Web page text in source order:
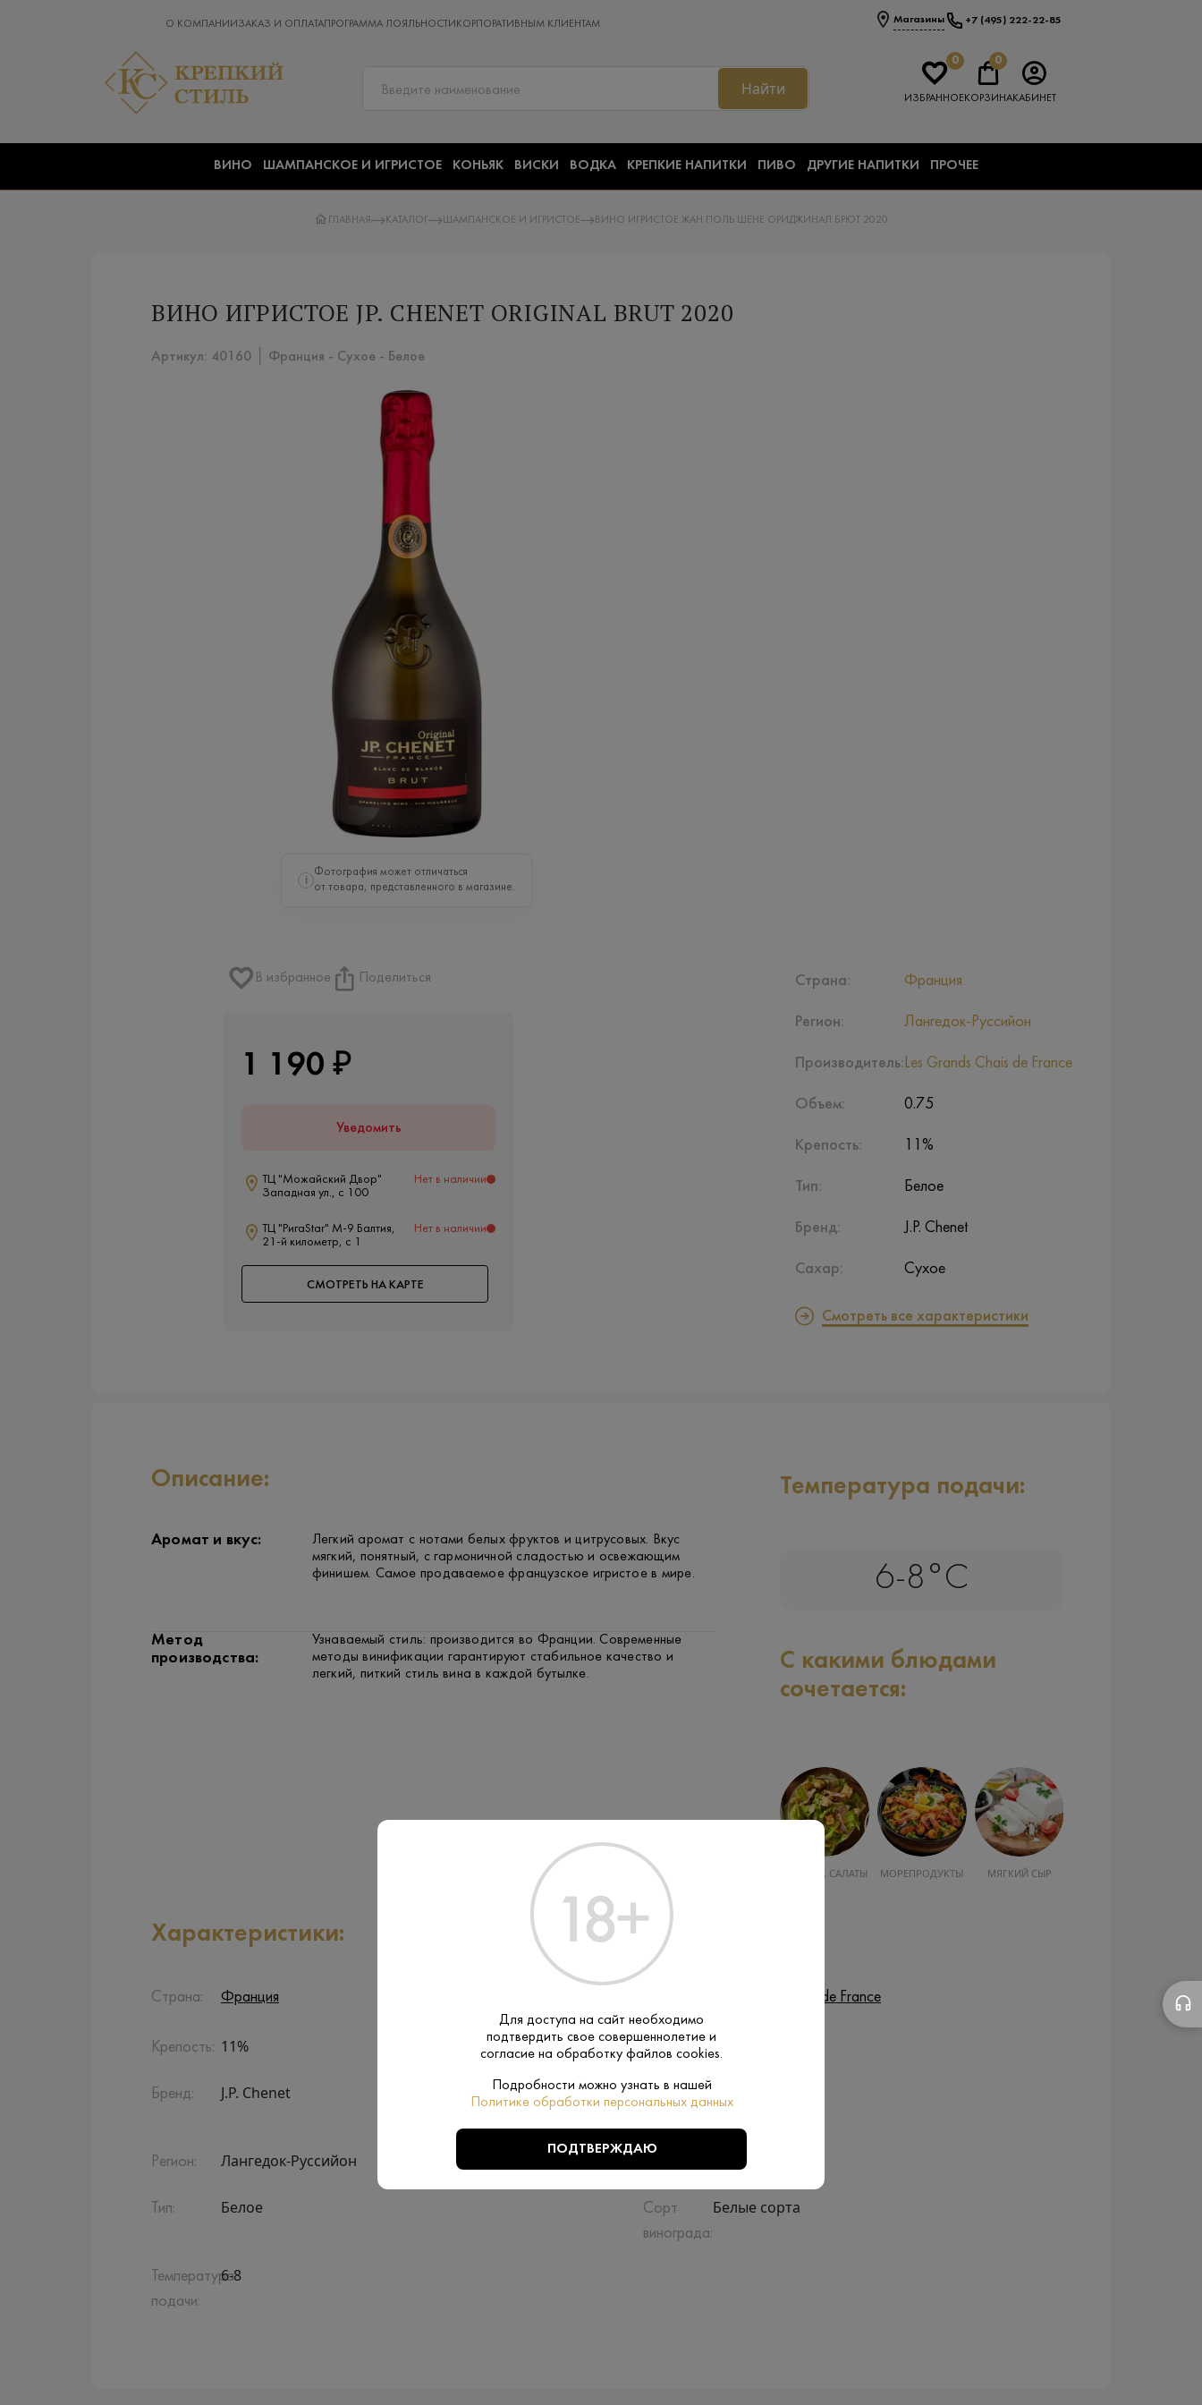
О КОМПАНИИ ЗАКАЗ И ОПЛАТАПРОГРАММА ЛОЯЛЬНОСТИ КОРПОРАТИВНЫМ КЛИЕНТАМ Магазины +7 (495) 222-22-85
Найти
0
ИЗБРАННОЕ
0
КОРЗИНАКАБИНЕТ
ВИНО ШАМПАНСКОЕ И ИГРИСТОЕ КОНЬЯК ВИСКИ ВОДКА КРЕПКИЕ НАПИТКИ ПИВО ДРУГИЕ НАПИТКИ ПРОЧЕЕ
ГЛАВНАЯ КАТАЛОГ ШАМПАНСКОЕ И ИГРИСТОЕ ВИНО ИГРИСТОЕ ЖАН ПОЛЬ ШЕНЕ ОРИДЖИНАЛ БРЮТ 2020
ВИНО ИГРИСТОЕ JP. CHENET ORIGINAL BRUT 2020
Артикул: 40160 │ Франция - Сухое - Белое
i
Фотография может отличаться
от товара, представленного в магазине.
Страна:
Регион:
Производитель:
Объем:
Крепость:
Тип:
Бренд:
Сахар:
Франция
Лангедок-Руссийон
Les Grands Chais de France
0.75
11%
Белое
J.P. Chenet
Сухое
Смотреть все характеристики
В избранное Поделиться
1 190 ₽
Уведомить
ТЦ "Можайский Двор"
Западная ул., с 100
Нет в наличии
ТЦ "РигаStar" М-9 Балтия,
21-й километр, с 1
Нет в наличии
СМОТРЕТЬ НА КАРТЕ
Описание:
Аромат и вкус:
Легкий аромат с нотами белых фруктов и цитрусовых. Вкус
мягкий, понятный, с гармоничной сладостью и освежающим
финишем. Самое продаваемое французское игристое в мире.
Метод
производства:
Узнаваемый стиль: производится во Франции. Современные
методы винификации гарантируют стабильное качество и
легкий, питкий стиль вина в каждой бутылке.
Температура подачи:
6-8°C
С какими блюдами
сочетается:
ФРУКТЫ И ЯГОДЫ ЗАКУСКА, САЛАТЫ МОРЕПРОДУКТЫ МЯГКИЙ СЫР
Характеристики:
Страна: Франция Les Grands Chais de France
Крепость: 11% Сахар: Сухое
Бренд: J.P. Chenet
Подарочная
Регион: Лангедок-Руссийон 0.75 L
Тип: Белое
Сорт
винограда:
Белые сорта
Температура
подачи:
6-8
Для доступа на сайт необходимо
подтвердить свое совершеннолетие и
согласие на обработку файлов cookies.
Подробности можно узнать в нашей
Политике обработки персональных данных
ПОДТВЕРЖДАЮ